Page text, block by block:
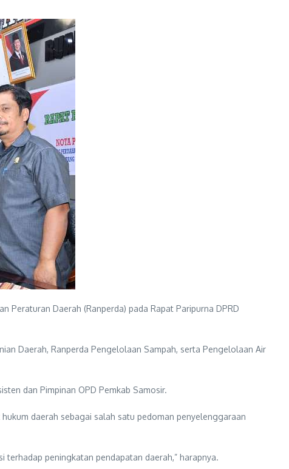
Peraturan Daerah (Ranperda) pada Rapat Paripurna DPRD
Daerah, Ranperda Pengelolaan Sampah, serta Pengelolaan Air
dan Pimpinan OPD Pemkab Samosir.
daerah sebagai salah satu pedoman penyelenggaraan
peningkatan pendapatan daerah,” harapnya.